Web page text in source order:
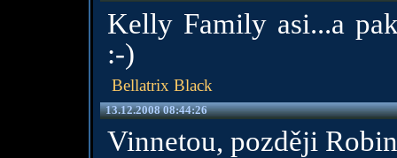
Kelly Family asi...a
:-)
Bellatrix Black
13.12.2008 08:44:26
Vinnetou, později